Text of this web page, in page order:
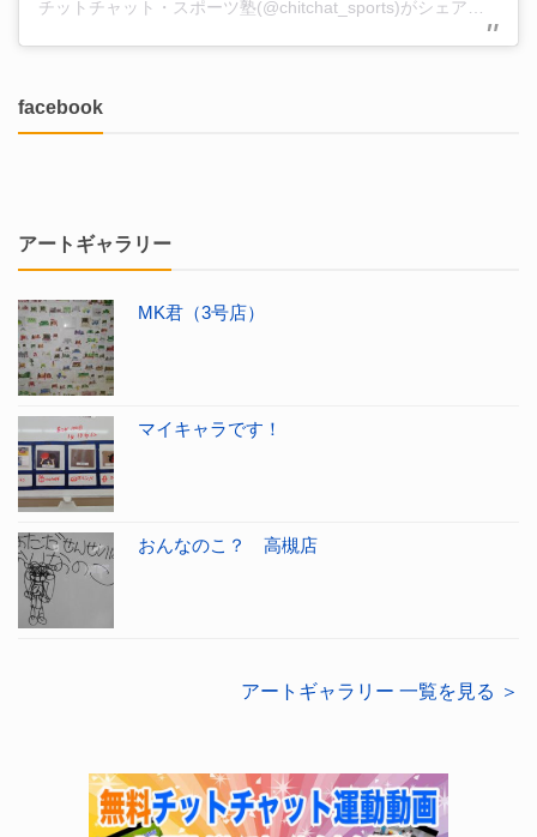
facebook
アートギャラリー
MK君（3号店）
マイキャラです！
おんなのこ？ 高槻店
アートギャラリー 一覧を見る ＞